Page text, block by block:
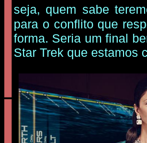
seja, quem sabe
para o conflito que
forma. Seria um final
Star Trek que estamos